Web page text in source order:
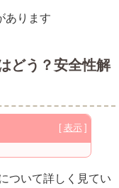
あります
どう？安全性解
ついて詳しく見てい